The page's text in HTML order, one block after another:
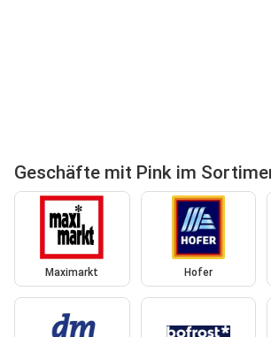
Geschäfte mit Pink im
Maximarkt Hofer